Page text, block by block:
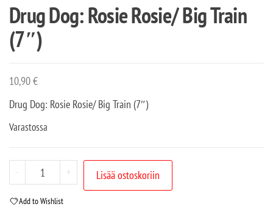
Drug Dog: Rosie Rosie/ Big Train
(7″)
10,90€
Drug Dog: Rosie Rosie/ Big Train (7″)
Varastossa
- + Lisää ostoskoriin
Add to Wishlist